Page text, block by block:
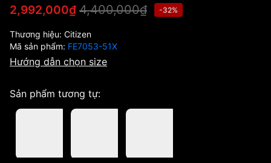
2,992,000₫ 4,400,000₫ -32%
Thương hiệu: Citizen
Mã sản phẩm: FE7053-51X
Hướng dẫn chọn size
Sản phẩm tương tự: